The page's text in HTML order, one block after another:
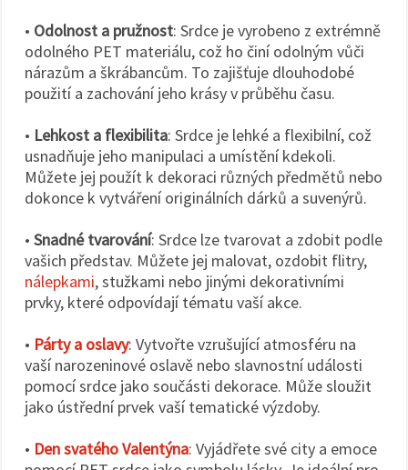
• Odolnost a pružnost: Srdce je vyrobeno z extrémně
odolného PET materiálu, což ho činí odolným vůči
nárazům a škrábancům. To zajišťuje dlouhodobé
použití a zachování jeho krásy v průběhu času.
• Lehkost a flexibilita: Srdce je lehké a flexibilní, což
usnadňuje jeho manipulaci a umístění kdekoli.
Můžete jej použít k dekoraci různých předmětů nebo
dokonce k vytváření originálních dárků a suvenýrů.
• Snadné tvarování: Srdce lze tvarovat a zdobit podle
vašich představ. Můžete jej malovat, ozdobit flitry,
nálepkami, stužkami nebo jinými dekorativními
prvky, které odpovídají tématu vaší akce.
• Párty a oslavy: Vytvořte vzrušující atmosféru na
vaší narozeninové oslavě nebo slavnostní události
pomocí srdce jako součásti dekorace. Může sloužit
jako ústřední prvek vaší tematické výzdoby.
• Den svatého Valentýna: Vyjádřete své city a emoce